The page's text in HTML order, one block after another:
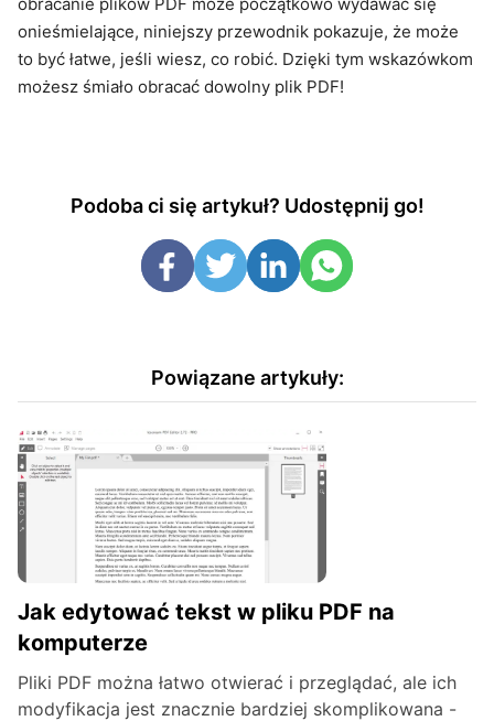
onieśmielające, niniejszy przewodnik pokazuje, że może
to być łatwe, jeśli wiesz, co robić. Dzięki tym wskazówkom
możesz śmiało obracać dowolny plik PDF!
Podoba ci się artykuł? Udostępnij go!
Powiązane artykuły:
Jak edytować tekst w pliku PDF na
komputerze
Pliki PDF można łatwo otwierać i przeglądać, ale ich
modyfikacja jest znacznie bardziej skomplikowana -